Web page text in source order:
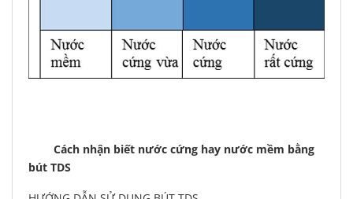
Cách nhận biết nước cứng hay nước mềm bằng
bút TDS